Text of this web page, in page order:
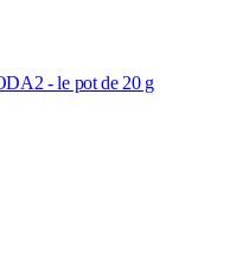
- le pot de 20 g